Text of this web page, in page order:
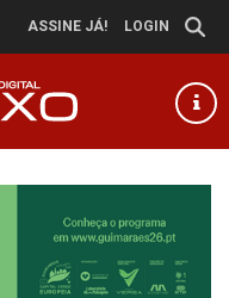
ASSINE JÁ! LOGIN